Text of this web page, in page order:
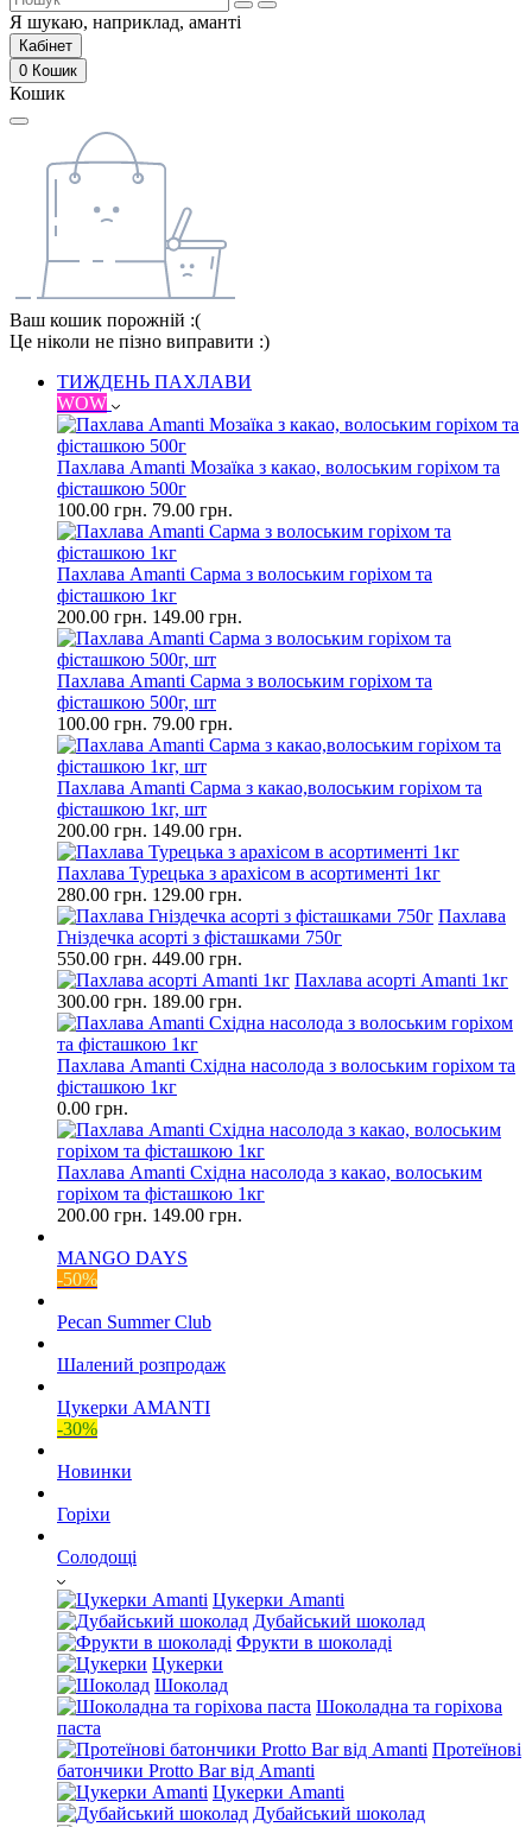
Я шукаю, наприклад, аманті
Кабінет
0 Кошик
Кошик
Ваш кошик порожній :(
Це ніколи не пізно виправити :)
ТИЖДЕНЬ ПАХЛАВИ
WOW
Пахлава Amanti Мозаїка з какао, волоським горіхом та
фісташкою 500г
100.00 грн. 79.00 грн.
Пахлава Amanti Сарма з волоським горіхом та
фісташкою 1кг
200.00 грн. 149.00 грн.
Пахлава Amanti Сарма з волоським горіхом та
фісташкою 500г, шт
100.00 грн. 79.00 грн.
Пахлава Amanti Сарма з какао,волоським горіхом та
фісташкою 1кг, шт
200.00 грн. 149.00 грн.
Пахлава Турецька з арахісом в асортименті 1кг
280.00 грн. 129.00 грн.
Пахлава
Гніздечка асорті з фісташками 750г
550.00 грн. 449.00 грн.
Пахлава асорті Amanti 1кг
300.00 грн. 189.00 грн.
Пахлава Amanti Східна насолода з волоським горіхом та
фісташкою 1кг
0.00 грн.
Пахлава Amanti Східна насолода з какао, волоським
горіхом та фісташкою 1кг
200.00 грн. 149.00 грн.
MANGO DAYS
-50%
Pecan Summer Club
Шалений розпродаж
Цукерки AMANTI
-30%
Новинки
Горіхи
Солодощі
Цукерки Amanti
Дубайський шоколад
Фрукти в шоколаді
Цукерки
Шоколад
Шоколадна та горіхова
паста
Протеїнові
батончики Protto Bar від Amanti
Цукерки Amanti
Дубайський шоколад